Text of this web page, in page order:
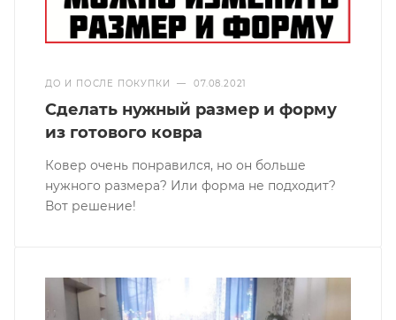
ДО И ПОСЛЕ ПОКУПКИ — 07.08.2021
Сделать нужный размер и форму
из готового ковра
Ковер очень понравился, но он больше
нужного размера? Или форма не подходит?
Вот решение!